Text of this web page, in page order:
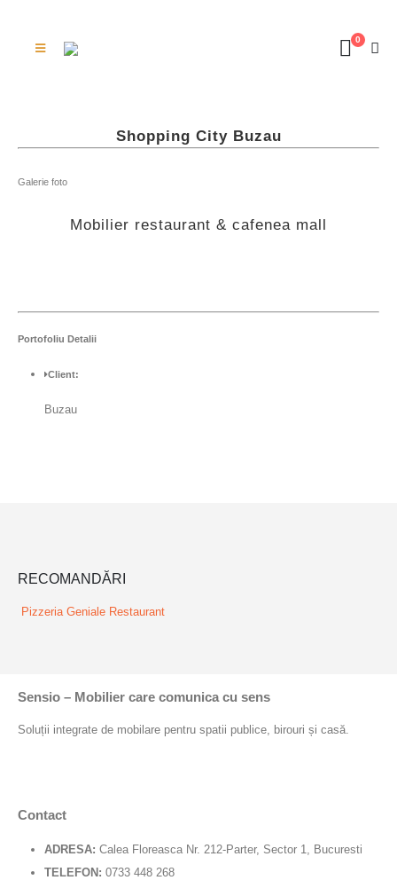
0
Shopping City Buzau
Galerie foto
Mobilier restaurant & cafenea mall
Portofoliu Detalii
Client:
Buzau
RECOMANDĂRI
Pizzeria Geniale Restaurant
Sensio – Mobilier care comunica cu sens
Soluții integrate de mobilare pentru spatii publice, birouri și casă.
Contact
ADRESA: Calea Floreasca Nr. 212-Parter, Sector 1, Bucuresti
TELEFON: 0733 448 268